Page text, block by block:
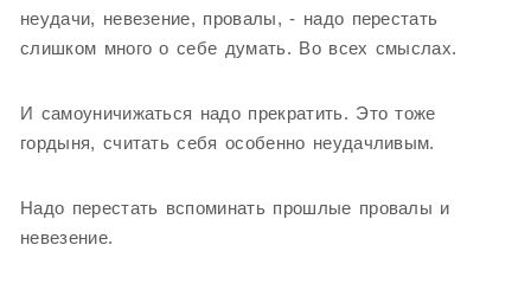
неудачи, невезение, провалы, - надо перестать
слишком много о себе думать. Во всех смыслах.
И самоуничижаться надо прекратить. Это тоже
гордыня, считать себя особенно неудачливым.
Надо перестать вспоминать прошлые провалы и
невезение.